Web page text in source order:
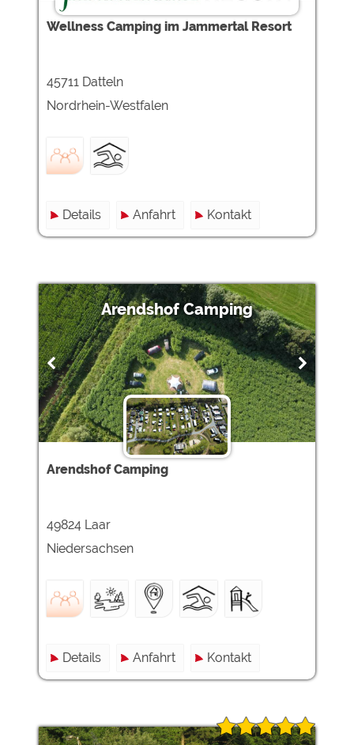
Wellness Camping im Jammertal Resort
45711 Datteln
Nordrhein-Westfalen
Details Anfahrt Kontakt
Arendshof Camping
Arendshof Camping
49824 Laar
Niedersachsen
Details Anfahrt Kontakt